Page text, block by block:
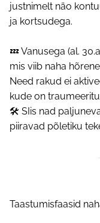
justnimelt näo
ja kortsudega.
💤 Vanusega (al.
mis viib naha
Need rakud ei
kude on
🛠 SIis nad
piiravad põletiku
Taastumisfaasid